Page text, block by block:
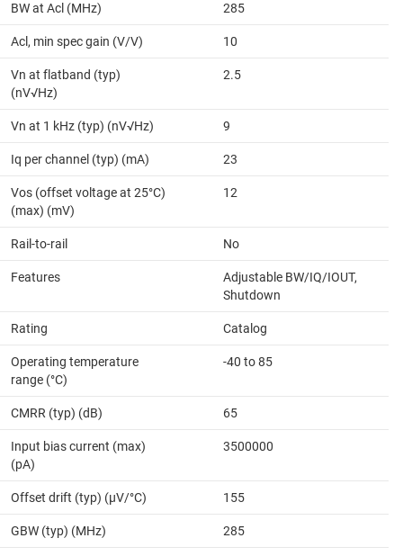
BW at Acl (MHz) 285
Acl, min spec gain (V/V) 10
Vn at flatband (typ)
(nV√Hz)
2.5
Vn at 1 kHz (typ) (nV√Hz) 9
Iq per channel (typ) (mA) 23
Vos (offset voltage at 25°C)
(max) (mV)
12
Rail-to-rail No
Features
Adjustable BW/IQ/IOUT,
Shutdown
Rating Catalog
Operating temperature
range (°C)
-40 to 85
CMRR (typ) (dB) 65
Input bias current (max)
(pA)
3500000
Offset drift (typ) (µV/°C) 155
GBW (typ) (MHz) 285